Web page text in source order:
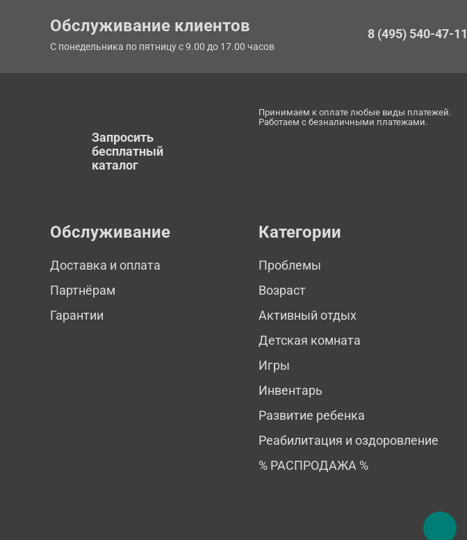
Обслуживание клиентов
С понедельника по пятницу с 9.00 до 17.00 часов
8 (495) 540-47-11
Запросить
бесплатный
каталог
Принимаем к оплате любые виды платежей.
Работаем с безналичными платежами.
Обслуживание
Доставка и оплата
Партнёрам
Гарантии
Категории
Проблемы
Возраст
Активный отдых
Детская комната
Игры
Инвентарь
Развитие ребенка
Реабилитация и оздоровление
% РАСПРОДАЖА %